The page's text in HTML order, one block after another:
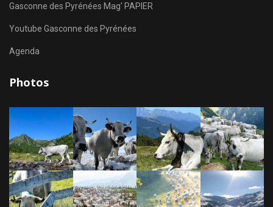
Gasconne des Pyrénées Mag' PAPIER
Youtube Gasconne des Pyrénées
Agenda
Photos